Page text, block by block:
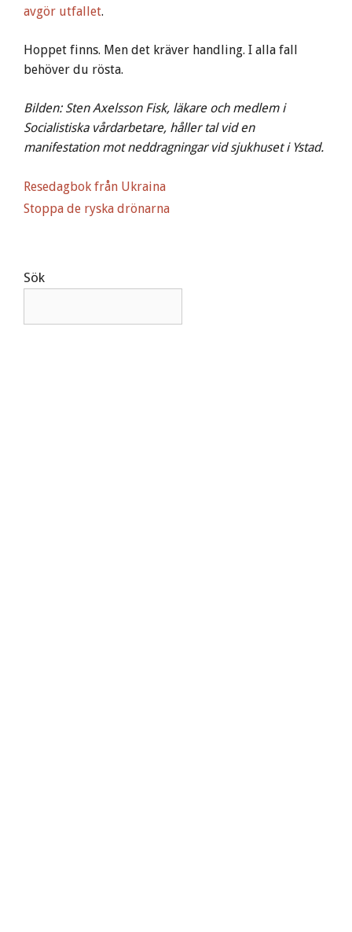
avgör utfallet.
Hoppet finns. Men det kräver handling. I alla fall
behöver du rösta.
Bilden: Sten Axelsson Fisk, läkare och medlem i
Socialistiska vårdarbetare, håller tal vid en
manifestation mot neddragningar vid sjukhuset i Ystad.
Resedagbok från Ukraina
Stoppa de ryska drönarna
Sök